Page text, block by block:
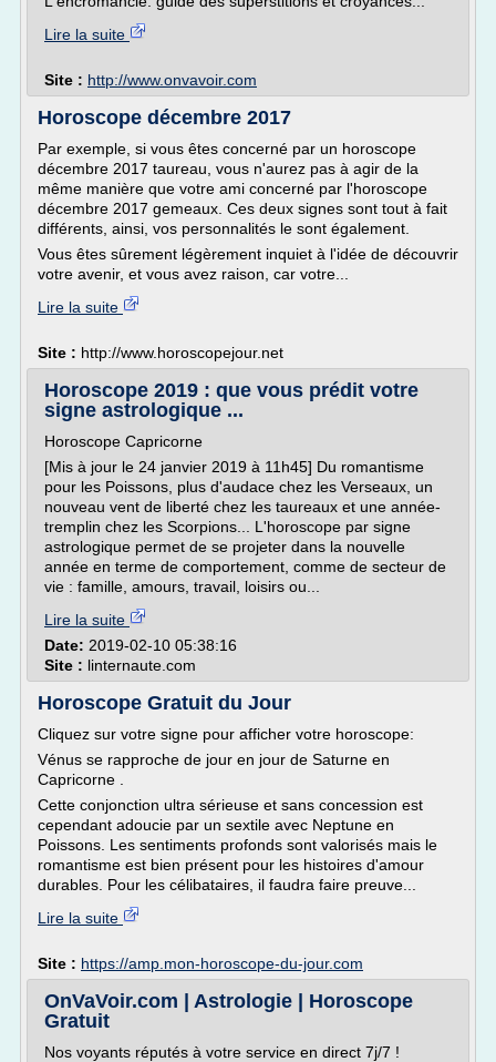
Lire la suite
Site : http://www.onvavoir.com
Horoscope décembre 2017
Par exemple, si vous êtes concerné par un horoscope
décembre 2017 taureau, vous n'aurez pas à agir de la
même manière que votre ami concerné par l'horoscope
décembre 2017 gemeaux. Ces deux signes sont tout à fait
différents, ainsi, vos personnalités le sont également.
Vous êtes sûrement légèrement inquiet à l'idée de découvrir
votre avenir, et vous avez raison, car votre...
Lire la suite
Site : http://www.horoscopejour.net
Horoscope 2019 : que vous prédit votre
signe astrologique ...
Horoscope Capricorne
[Mis à jour le 24 janvier 2019 à 11h45] Du romantisme
pour les Poissons, plus d'audace chez les Verseaux, un
nouveau vent de liberté chez les taureaux et une année-
tremplin chez les Scorpions... L'horoscope par signe
astrologique permet de se projeter dans la nouvelle
année en terme de comportement, comme de secteur de
vie : famille, amours, travail, loisirs ou...
Lire la suite
Date: 2019-02-10 05:38:16
Site : linternaute.com
Horoscope Gratuit du Jour
Cliquez sur votre signe pour afficher votre horoscope:
Vénus se rapproche de jour en jour de Saturne en
Capricorne .
Cette conjonction ultra sérieuse et sans concession est
cependant adoucie par un sextile avec Neptune en
Poissons. Les sentiments profonds sont valorisés mais le
romantisme est bien présent pour les histoires d'amour
durables. Pour les célibataires, il faudra faire preuve...
Lire la suite
Site : https://amp.mon-horoscope-du-jour.com
OnVaVoir.com | Astrologie | Horoscope
Gratuit
Nos voyants réputés à votre service en direct 7j/7 !